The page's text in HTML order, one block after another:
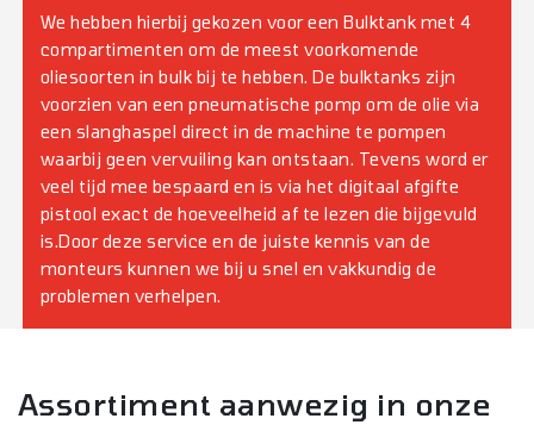
We hebben hierbij gekozen voor een Bulktank met 4
compartimenten om de meest voorkomende
oliesoorten in bulk bij te hebben. De bulktanks zijn
voorzien van een pneumatische pomp om de olie via
een slanghaspel direct in de machine te pompen
waarbij geen vervuiling kan ontstaan. Tevens word er
veel tijd mee bespaard en is via het digitaal afgifte
pistool exact de hoeveelheid af te lezen die bijgevuld
is.Door deze service en de juiste kennis van de
monteurs kunnen we bij u snel en vakkundig de
problemen verhelpen.
Assortiment aanwezig in onze